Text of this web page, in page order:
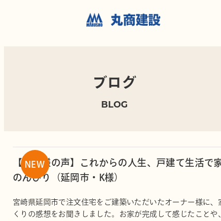
ブログ
BLOG
【お客様の声】これからの人生、戸建て生活で
のんびり（延岡市・K様）
宮崎県延岡市で注文住宅をご建築いただいたオーナー様に、
くりの感想をお聞きしました。お家が完成して感じたことや